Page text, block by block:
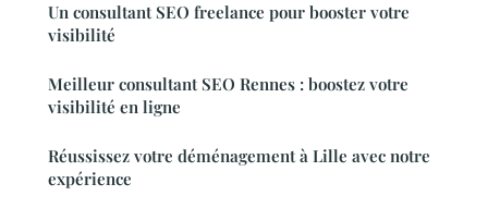
Un consultant SEO freelance pour booster votre
visibilité
Meilleur consultant SEO Rennes : boostez votre
visibilité en ligne
Réussissez votre déménagement à Lille avec notre
expérience